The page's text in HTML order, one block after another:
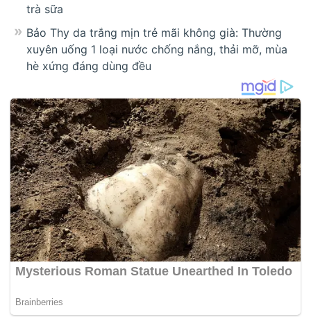
trà sữa
Bảo Thy da trắng mịn trẻ mãi không già: Thường
xuyên uống 1 loại nước chống nắng, thải mỡ, mùa
hè xứng đáng dùng đều